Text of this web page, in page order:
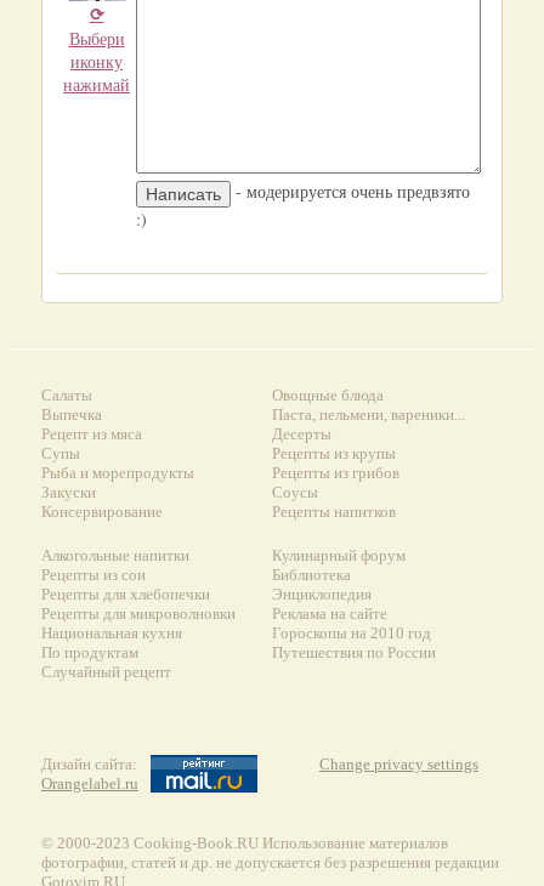
⟳
Выбери
иконку
нажимай
- модерируется очень предвзято
:)
Салаты
Выпечка
Рецепт из мяса
Супы
Рыба и морепродукты
Закуски
Консервирование
Овощные блюда
Паста, пельмени, вареники...
Десерты
Рецепты из крупы
Рецепты из грибов
Соусы
Рецепты напитков
Алкогольные напитки
Рецепты из сои
Рецепты для хлебопечки
Рецепты для микроволновки
Национальная кухня
По продуктам
Случайный рецепт
Кулинарный форум
Библиотека
Энциклопедия
Реклама на сайте
Гороскопы на 2010 год
Путешествия по России
Дизайн сайта:
Orangelabel.ru
Change privacy settings
© 2000-2023 Сooking-Book.RU Использование материалов
фотографии, статей и др. не допускается без разрешения редакции
Gotovim.RU.